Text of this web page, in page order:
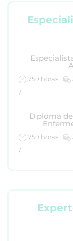
750 horas
/
Diploma
750 horas
/